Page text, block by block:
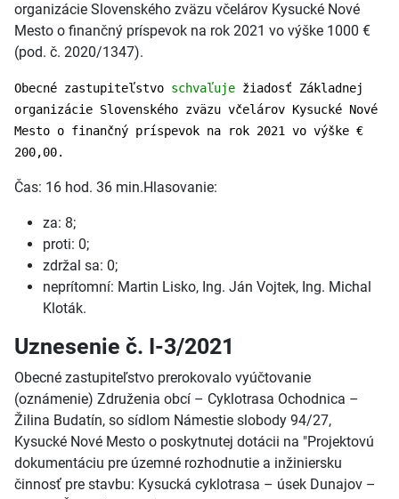
organizácie Slovenského zväzu včelárov Kysucké Nové
Mesto o finančný príspevok na rok 2021 vo výške 1000 €
(pod. č. 2020/1347).
Obecné zastupiteľstvo schvaľuje žiadosť Základnej
organizácie Slovenského zväzu včelárov Kysucké Nové
Mesto o finančný príspevok na rok 2021 vo výške €
200,00.
Čas: 16 hod. 36 min.Hlasovanie:
za: 8;
proti: 0;
zdržal sa: 0;
neprítomní: Martin Lisko, Ing. Ján Vojtek, Ing. Michal
Kloták.
Uznesenie č. I-3/2021
Obecné zastupiteľstvo prerokovalo vyúčtovanie
(oznámenie) Združenia obcí – Cyklotrasa Ochodnica –
Žilina Budatín, so sídlom Námestie slobody 94/27,
Kysucké Nové Mesto o poskytnutej dotácii na "Projektovú
dokumentáciu pre územné rozhodnutie a inžiniersku
činnosť pre stavbu: Kysucká cyklotrasa – úsek Dunajov –